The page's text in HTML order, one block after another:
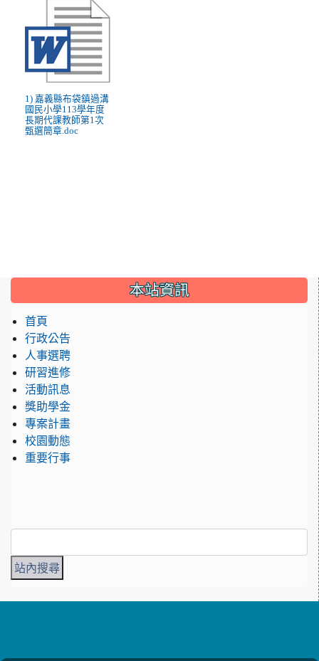
1) 嘉義縣布袋鎮過溝
國民小學113學年度
長期代課教師第1次
甄選簡章.doc
::: 本站資訊
首頁
行政公告
人事選聘
研習進修
活動訊息
獎助學金
專案計畫
校園動態
重要行事